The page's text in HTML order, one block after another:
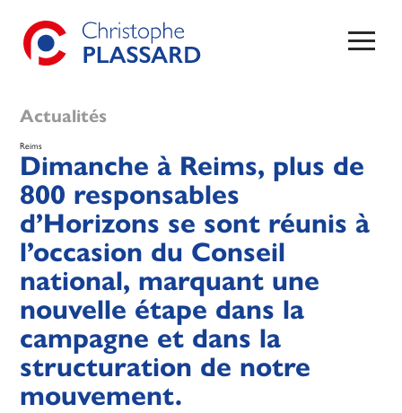
Actualités
Reims
Dimanche à Reims, plus de
800 responsables
d’Horizons se sont réunis à
l’occasion du Conseil
national, marquant une
nouvelle étape dans la
campagne et dans la
structuration de notre
mouvement.